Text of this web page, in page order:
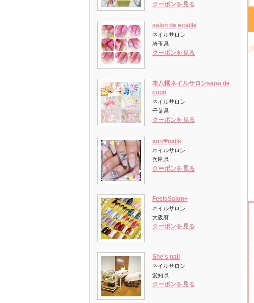
クーポンを見る
salon de ecaille
ネイルサロン
埼玉県
クーポンを見る
本八幡ネイルサロンsapa de
copo
ネイルサロン
千葉県
クーポンを見る
ann❤︎nails
ネイルサロン
兵庫県
クーポンを見る
FeelsSalon+
ネイルサロン
大阪府
クーポンを見る
She's nail
ネイルサロン
愛知県
クーポンを見る